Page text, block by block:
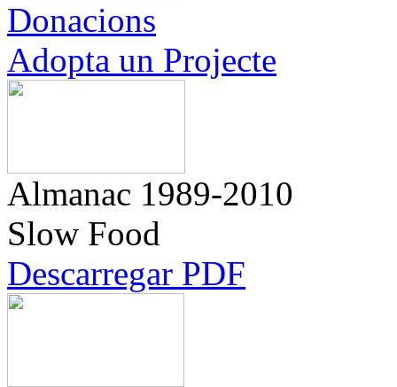
Donacions
Adopta un Projecte
Almanac 1989-2010
Slow Food
Descarregar PDF